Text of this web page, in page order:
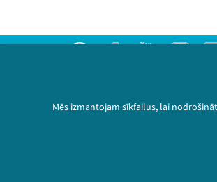
Mēs izmantojam sīkfailus, lai
Privātuma politika
Lietošanas noteikumi un
© 2026 Sarunu festivāls